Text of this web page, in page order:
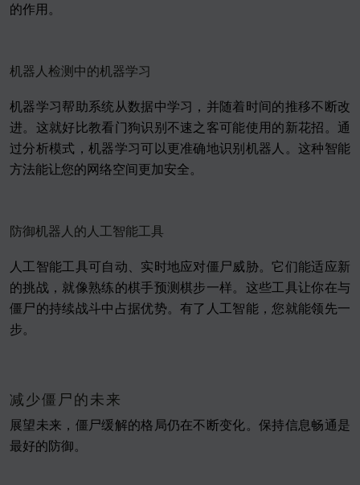
的作用。
机器人检测中的机器学习
机器学习帮助系统从数据中学习，并随着时间的推移不断改
进。这就好比教看门狗识别不速之客可能使用的新花招。通
过分析模式，机器学习可以更准确地识别机器人。这种智能
方法能让您的网络空间更加安全。
防御机器人的人工智能工具
人工智能工具可自动、实时地应对僵尸威胁。它们能适应新
的挑战，就像熟练的棋手预测棋步一样。这些工具让你在与
僵尸的持续战斗中占据优势。有了人工智能，您就能领先一
步。
减少僵尸的未来
展望未来，僵尸缓解的格局仍在不断变化。保持信息畅通是
最好的防御。